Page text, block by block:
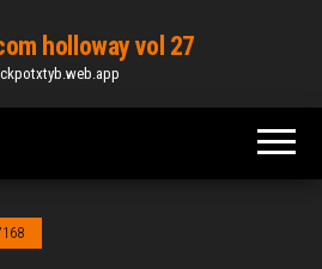
holloway vol 27